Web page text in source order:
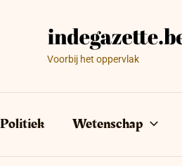
Voorbij het oppervlak
Politiek Wetenschap